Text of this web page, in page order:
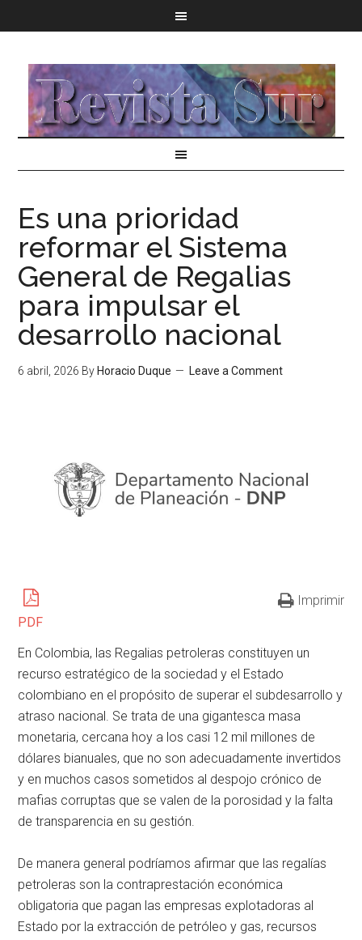
Es una prioridad
reformar el Sistema
General de Regalias
para impulsar el
desarrollo nacional
6 abril, 2026 By Horacio Duque Leave a Comment
PDF
Imprimir
En Colombia, las Regalias petroleras constituyen un
recurso estratégico de la sociedad y el Estado
colombiano en el propósito de superar el subdesarrollo y
atraso nacional. Se trata de una gigantesca masa
monetaria, cercana hoy a los casi 12 mil millones de
dólares bianuales, que no son adecuadamente invertidos
y en muchos casos sometidos al despojo crónico de
mafias corruptas que se valen de la porosidad y la falta
de transparencia en su gestión.
De manera general podríamos afirmar que las regalías
petroleras son la contraprestación económica
obligatoria que pagan las empresas explotadoras al
Estado por la extracción de petróleo y gas, recursos